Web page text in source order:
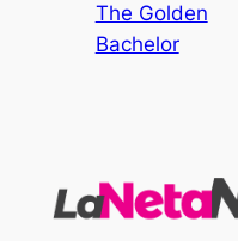
The Golden
Bachelor